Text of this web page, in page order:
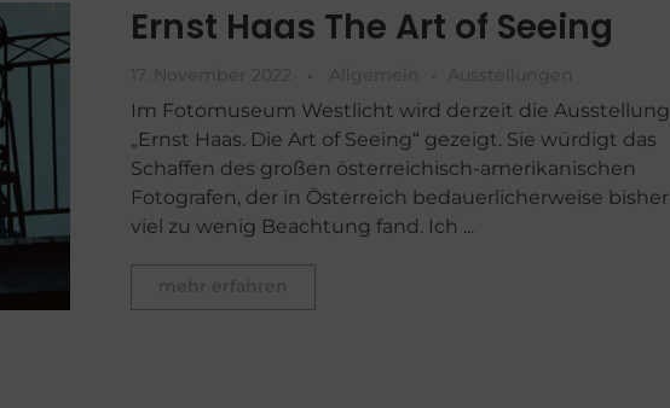
Ernst Haas The Art of Seeing
17. November 2022 Allgemein Ausstellungen
Im Fotomuseum Westlicht wird derzeit die Ausstellung
„Ernst Haas. Die Art of Seeing“ gezeigt. Sie würdigt das
Schaffen des großen österreichisch-amerikanischen
Fotografen, der in Österreich bedauerlicherweise bisher
viel zu wenig Beachtung fand. Ich ...
mehr erfahren